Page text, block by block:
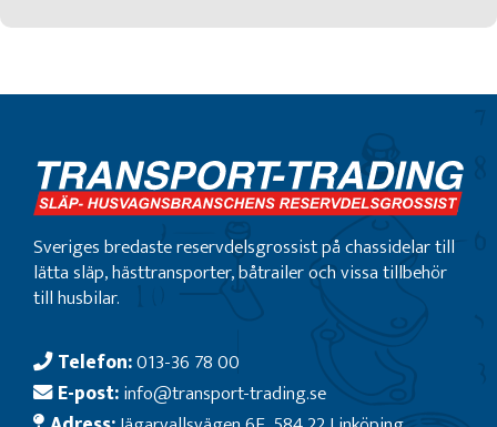
Sveriges bredaste reservdelsgrossist på chassidelar till
lätta släp, hästtransporter, båtrailer och vissa tillbehör
till husbilar.
Telefon:013-36 78 00
E-post:info@transport-trading.se